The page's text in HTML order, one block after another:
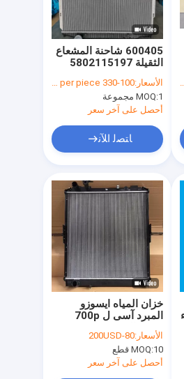
600405 شاحنة المشعاع
الثقيلة 5802115197
Hongyan Jieshi
Radiator Assembly
الأسعار:100-330 USD per piece
MOQ:1 مجموعة
أحصل على آخر سعر
ﺎﺘﺼﻟ ﺍﻶﻧ
خزان المياه ايسوزو
المبرد آسى ل 700p
المبرد
الأسعار:80-200USD
MOQ:10 قطع
أحصل على آخر سعر